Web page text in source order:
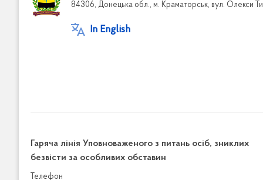
84306, Донецька обл., м. Краматорськ, вул. Олекси
In English
Гаряча лінія Уповноваженого з питань осіб, зниклих
безвісти за особливих обставин
Телефон